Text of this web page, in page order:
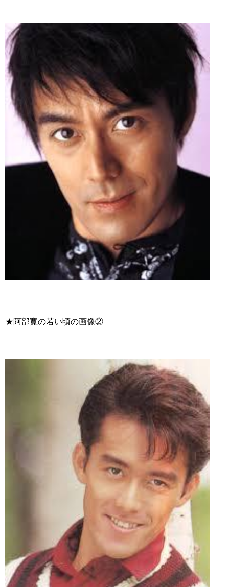
★阿部寛の若い頃の画像②